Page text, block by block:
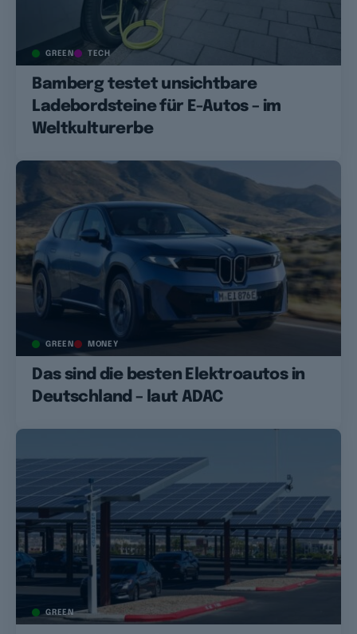
GREEN TECH
Bamberg testet unsichtbare
Ladebordsteine für E-Autos – im
Weltkulturerbe
GREEN MONEY
Das sind die besten Elektroautos in
Deutschland – laut ADAC
GREEN